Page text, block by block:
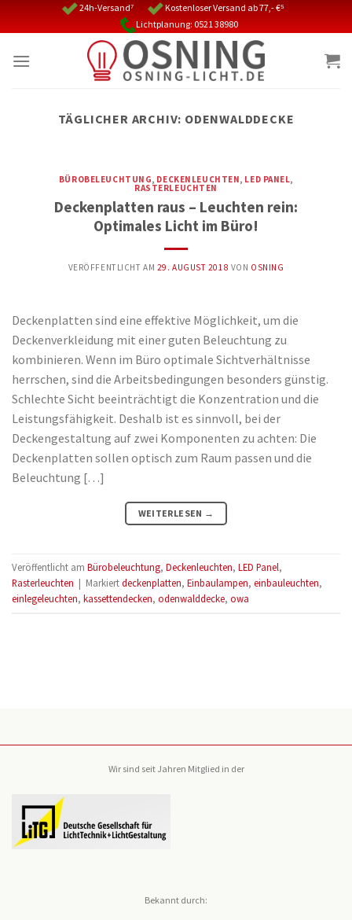
24h-Versand⁷
Kostenloser Versand ab 77,- €⁵
Lichtplanung: 0521 38980
TÄGLICHER ARCHIV: ODENWALDDECKE
BÜROBELEUCHTUNG, DECKENLEUCHTEN, LED PANEL,
RASTERLEUCHTEN
Deckenplatten raus – Leuchten rein:
Optimales Licht im Büro!
VERÖFFENTLICHT AM 29. AUGUST 2018 VON OSNING
Deckenplatten sind eine effektive Möglichkeit, um die
Deckenverkleidung mit einer guten Beleuchtung zu
kombinieren. Wenn im Büro optimale Sichtverhältnisse
herrschen, sind die Arbeitsbedingungen besonders günstig.
Schlechte Sicht beeinträchtigt die Konzentration und die
Leistungsfähigkeit. Deshalb ist es sinnvoll, bei der
Deckengestaltung auf zwei Komponenten zu achten: Die
Deckenplatten sollen optisch zum Raum passen und die
Beleuchtung […]
WEITERLESEN →
Veröffentlicht am Bürobeleuchtung, Deckenleuchten, LED Panel,
Rasterleuchten | Markiertdeckenplatten, Einbaulampen, einbauleuchten,
einlegeleuchten, kassettendecken, odenwalddecke, owa
Wir sind seit Jahren Mitglied in der
Bekannt durch: